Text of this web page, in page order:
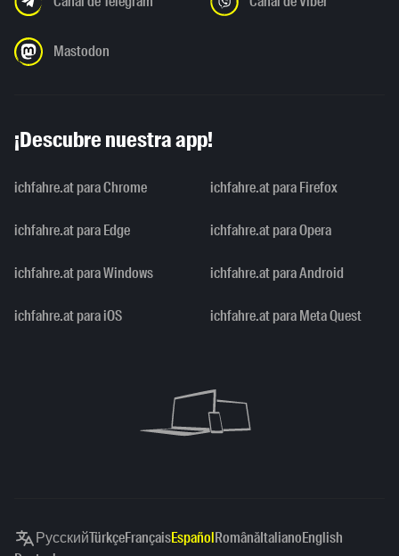
Mastodon
¡Descubre nuestra app!
ichfahre.at para Chrome ichfahre.at para Firefox
ichfahre.at para Edge ichfahre.at para Opera
ichfahre.at para Windows ichfahre.at para Android
ichfahre.at para iOS ichfahre.at para Meta Quest
РусскийTürkçeFrançaisEspañolRomânăItalianoEnglish